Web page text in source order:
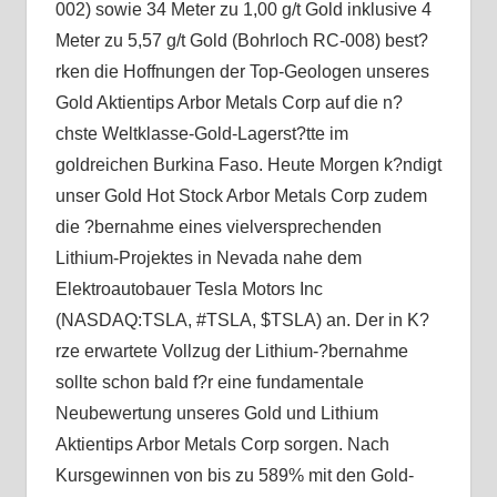
002) sowie 34 Meter zu 1,00 g/t Gold inklusive 4
Meter zu 5,57 g/t Gold (Bohrloch RC-008) best?
rken die Hoffnungen der Top-Geologen unseres
Gold Aktientips Arbor Metals Corp auf die n?
chste Weltklasse-Gold-Lagerst?tte im
goldreichen Burkina Faso. Heute Morgen k?ndigt
unser Gold Hot Stock Arbor Metals Corp zudem
die ?bernahme eines vielversprechenden
Lithium-Projektes in Nevada nahe dem
Elektroautobauer Tesla Motors Inc
(NASDAQ:TSLA, #TSLA, $TSLA) an. Der in K?
rze erwartete Vollzug der Lithium-?bernahme
sollte schon bald f?r eine fundamentale
Neubewertung unseres Gold und Lithium
Aktientips Arbor Metals Corp sorgen. Nach
Kursgewinnen von bis zu 589% mit den Gold-